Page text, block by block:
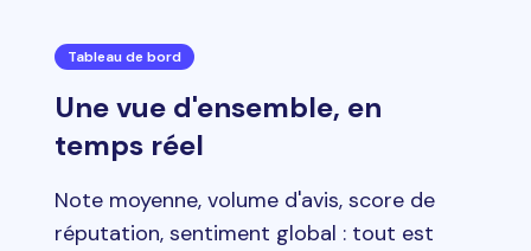
Tableau de bord
Une vue d'ensemble, en
temps réel
Note moyenne, volume d'avis, score de
réputation, sentiment global : tout est